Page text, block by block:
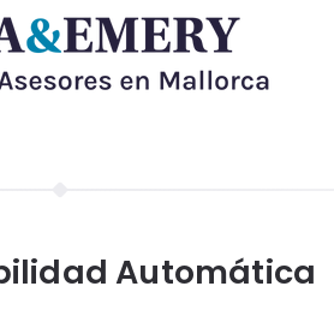
Automática